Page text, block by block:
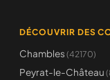
DÉCOUVRIR DES
Chambles (42170)
Peyrat-le-Château